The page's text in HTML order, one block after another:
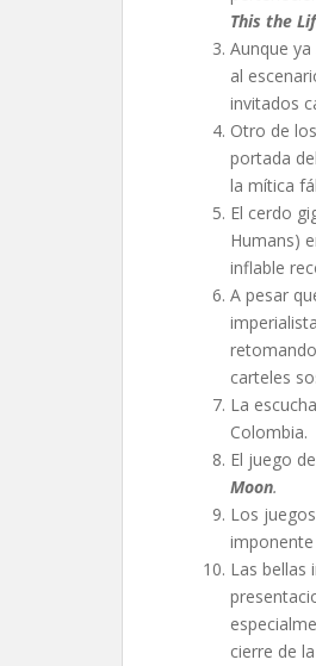
This the
Aunque
al
invitados
Otro de
portada
la mítica
El cerdo
Humans)
inflable
A pesar
carteles
La
Colombia.
El juego
Moon.
Los
Las bellas
cierre de